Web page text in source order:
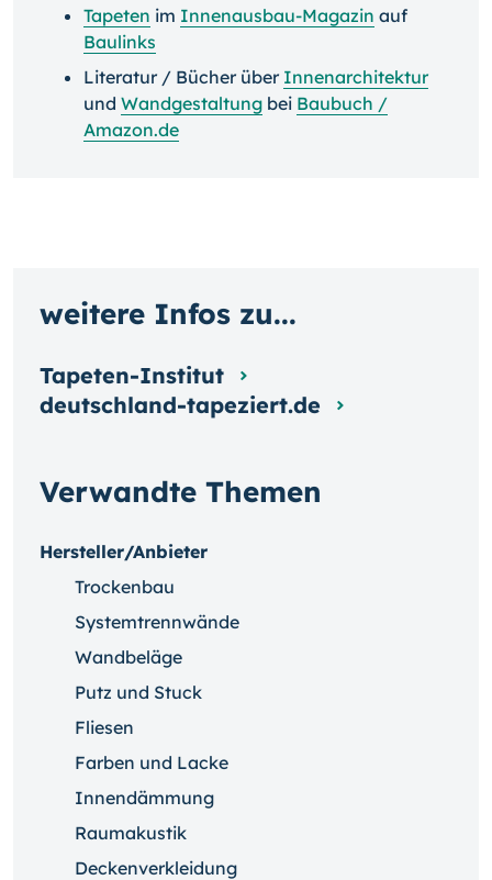
Tapeten im Innenausbau-Magazin auf
Baulinks
Literatur / Bücher über Innenarchitektur
und Wandgestaltung bei Baubuch /
Amazon.de
Verwandte Themen
Hersteller/Anbieter
Trockenbau
Systemtrennwände
Wandbeläge
Putz und Stuck
Fliesen
Farben und Lacke
Innendämmung
Raumakustik
Deckenverkleidung
weitere Infos zu...
Tapeten-Institut
deutschland-tapeziert.de